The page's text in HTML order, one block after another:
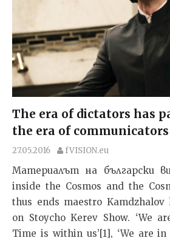
The era of dictators has
the era of communicators
27.05.2016 fVISION.eu
Материалът на български
inside the Cosmos and the
thus ends maestro Kamdzhalov
on Stoycho Kerev Show. ‘We
Time is within us’[1], ‘We are